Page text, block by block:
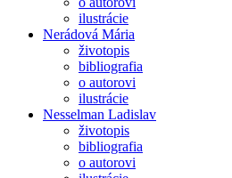
ilustrácie
Nerádová Mária
životopis
bibliografia
o autorovi
ilustrácie
Nesselman Ladislav
životopis
bibliografia
o autorovi